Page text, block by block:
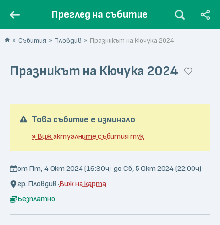
Преглед на събитие
Събития Пловдив Празникът на Кючука 2024
Празникът на Кючука 2024
Това събитие е изминало
»Виж актуалните събития тук
от Пт, 4 Окт 2024 (16:30ч) ·до Сб, 5 Окт 2024 (22:00ч)
гр. Пловдив ·Виж на карта
Безплатно